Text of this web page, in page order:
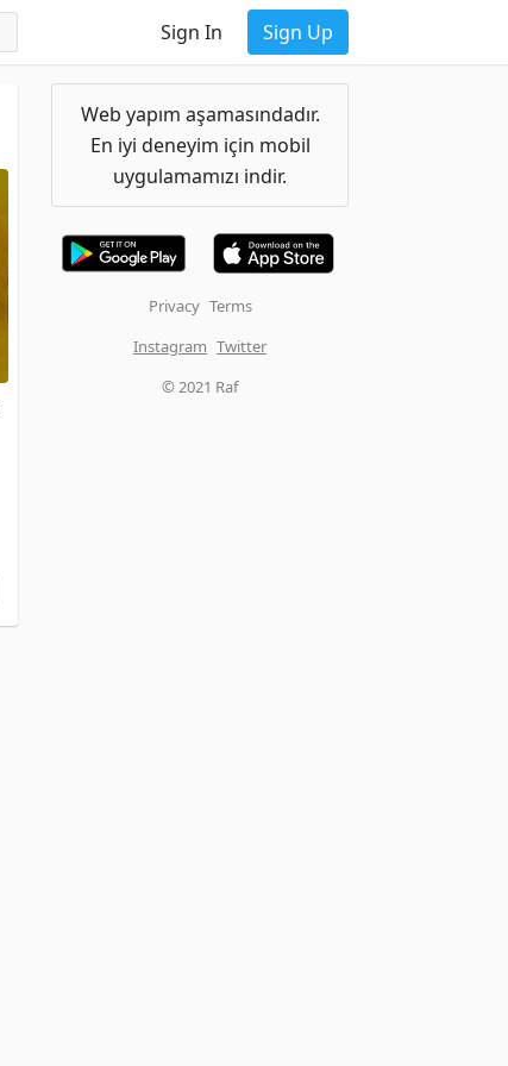
Sign In Sign Up
Web yapım aşamasındadır.
En iyi deneyim için mobil
uygulamamızı indir.
Privacy Terms
Instagram Twitter
© 2021 Raf